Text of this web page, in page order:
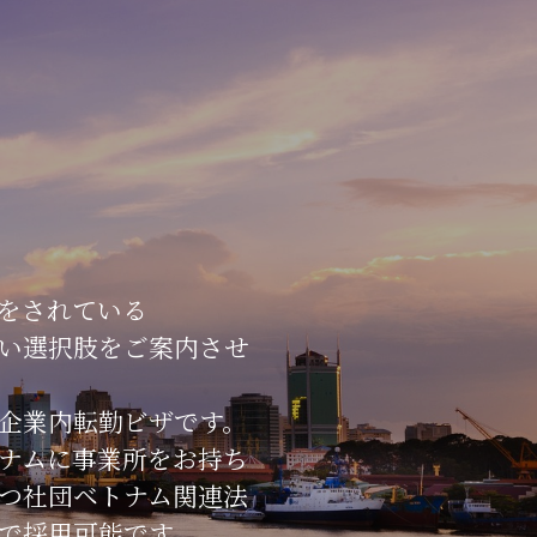
されている
選択肢をご案内させ
業内転勤ビザです。
ムに事業所をお持ち
社団ベトナム関連法